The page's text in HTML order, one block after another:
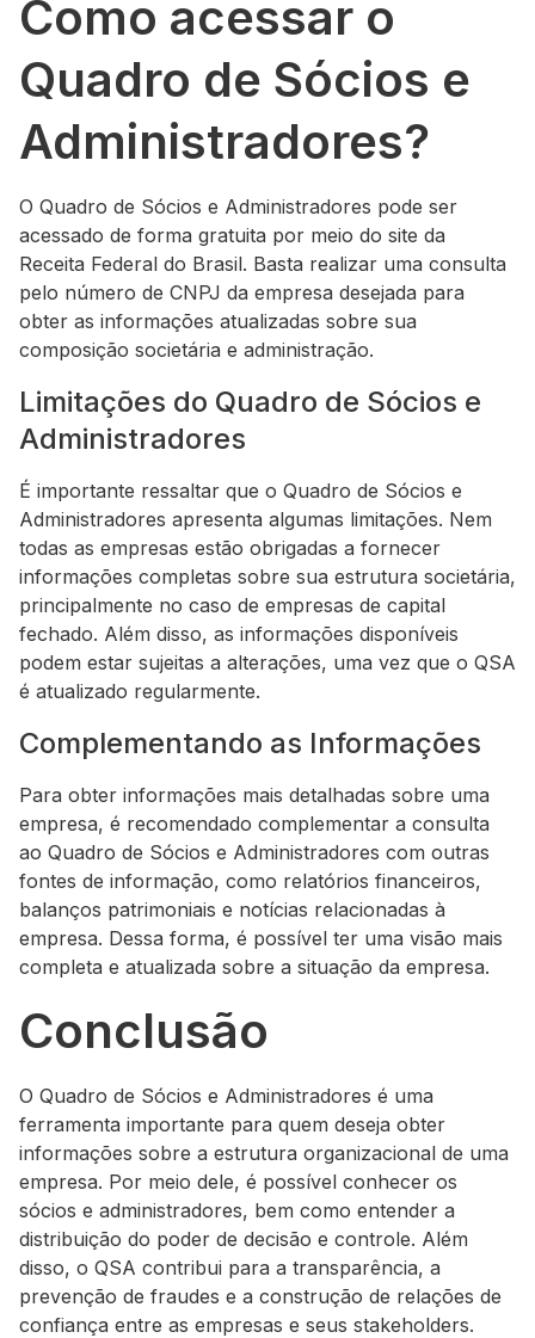
Como acessar o
Quadro de Sócios e
Administradores?
O Quadro de Sócios e Administradores pode ser
acessado de forma gratuita por meio do site da
Receita Federal do Brasil. Basta realizar uma consulta
pelo número de CNPJ da empresa desejada para
obter as informações atualizadas sobre sua
composição societária e administração.
Limitações do Quadro de Sócios e
Administradores
É importante ressaltar que o Quadro de Sócios e
Administradores apresenta algumas limitações. Nem
todas as empresas estão obrigadas a fornecer
informações completas sobre sua estrutura societária,
principalmente no caso de empresas de capital
fechado. Além disso, as informações disponíveis
podem estar sujeitas a alterações, uma vez que o QSA
é atualizado regularmente.
Complementando as Informações
Para obter informações mais detalhadas sobre uma
empresa, é recomendado complementar a consulta
ao Quadro de Sócios e Administradores com outras
fontes de informação, como relatórios financeiros,
balanços patrimoniais e notícias relacionadas à
empresa. Dessa forma, é possível ter uma visão mais
completa e atualizada sobre a situação da empresa.
Conclusão
O Quadro de Sócios e Administradores é uma
ferramenta importante para quem deseja obter
informações sobre a estrutura organizacional de uma
empresa. Por meio dele, é possível conhecer os
sócios e administradores, bem como entender a
distribuição do poder de decisão e controle. Além
disso, o QSA contribui para a transparência, a
prevenção de fraudes e a construção de relações de
confiança entre as empresas e seus stakeholders.